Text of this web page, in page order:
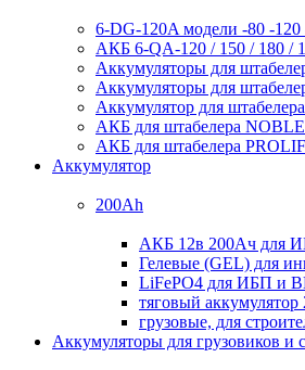
6-DG-120A модели -80 -
АКБ 6-QA-120 / 150 / 180 /
Аккумуляторы для
Аккумуляторы для
Аккумулятор для
АКБ для штабелера
АКБ для штабелера
Аккумулятор
200Ah
АКБ 12в 200Ач для
Гелевые (GEL) для
LiFePO4 для ИБП и
тяговый аккумулятор
грузовые, для
Аккумуляторы для грузовиков и